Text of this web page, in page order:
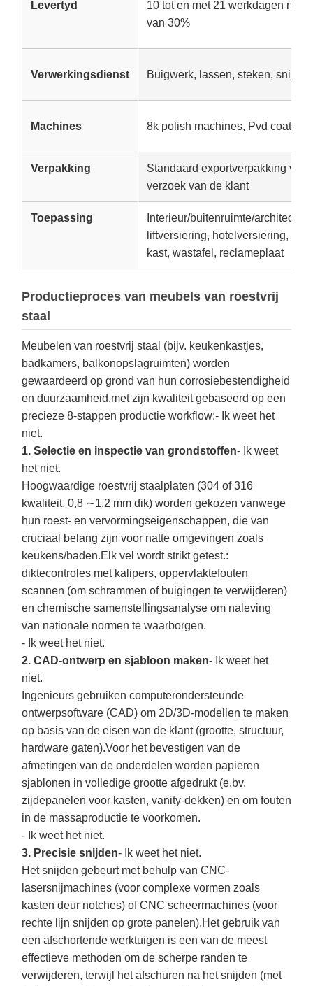
Levertyd
10 tot en met 21 werkdagen na
van 30%
Verwerkingsdienst Buigwerk, lassen, steken, snijden
Machines 8k polish machines, Pvd coating
Verpakking
Standaard exportverpakking
verzoek van de klant
Toepassing
Interieur/buitenruimte/
liftversiering, hotelversiering,
kast, wastafel, reclameplaat
Productieproces van meubels van roestvrij
staal
Meubelen van roestvrij staal (bijv. keukenkastjes,
badkamers, balkonopslagruimten) worden
gewaardeerd op grond van hun corrosiebestendigheid
en duurzaamheid.met zijn kwaliteit gebaseerd op een
precieze 8-stappen productie workflow:- Ik weet het
niet.
1. Selectie en inspectie van grondstoffen- Ik weet
het niet.
Hoogwaardige roestvrij staalplaten (304 of 316
kwaliteit, 0,8 ∼1,2 mm dik) worden gekozen vanwege
hun roest- en vervormingseigenschappen, die van
cruciaal belang zijn voor natte omgevingen zoals
keukens/baden.Elk vel wordt strikt getest.:
diktecontroles met kalipers, oppervlaktefouten
scannen (om schrammen of buigingen te verwijderen)
en chemische samenstellingsanalyse om naleving
van nationale normen te waarborgen.
- Ik weet het niet.
2. CAD-ontwerp en sjabloon maken- Ik weet het
niet.
Ingenieurs gebruiken computerondersteunde
ontwerpsoftware (CAD) om 2D/3D-modellen te maken
op basis van de eisen van de klant (grootte, structuur,
hardware gaten).Voor het bevestigen van de
afmetingen van de onderdelen worden papieren
sjablonen in volledige grootte afgedrukt (e.bv.
zijdepanelen voor kasten, vanity-dekken) en om fouten
in de massaproductie te voorkomen.
- Ik weet het niet.
3. Precisie snijden- Ik weet het niet.
Het snijden gebeurt met behulp van CNC-
lasersnijmachines (voor complexe vormen zoals
kasten deur notches) of CNC scheermachines (voor
rechte lijn snijden op grote panelen).Het gebruik van
een afschortende werktuigen is een van de meest
effectieve methoden om de scherpe randen te
verwijderen, terwijl het afschuren na het snijden (met